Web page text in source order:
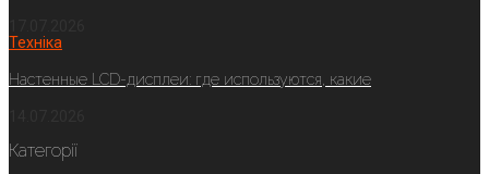
Техніка
Настенные LCD-дисплеи: где используются, какие
Категорії